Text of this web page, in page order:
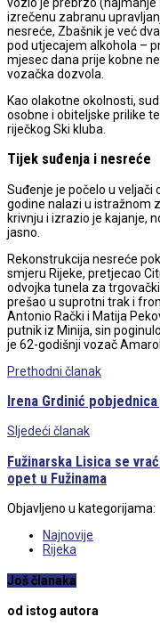
izrečenu zabranu
nesreće, Zbašnik je već
pod utjecajem alkohola –
mjesec dana prije kobne
vozačka dozvola.
Kao olakotne okolnosti,
osobne i obiteljske prilike
riječkog Ski kluba.
Tijek suđenja i nesreće
Suđenje je počelo u veljači
godine nalazi u istražnom
krivnju i izrazio je kajanje,
jasno.
Rekonstrukcija nesreće
smjeru Rijeke, pretjecao
odvojka tunela za
prešao u suprotni trak i
Antonio Rački i Matija
putnik iz Minija, sin
je 62-godišnji vozač
Post
navigation
Prethodni članak
Irena Grdinić pobjednica
Sljedeći članak
Fužinarska Lisica se
opet u Fužinama
Objavljeno u kategorijama:
Najnovije
Rijeka
Još članaka
od istog autora